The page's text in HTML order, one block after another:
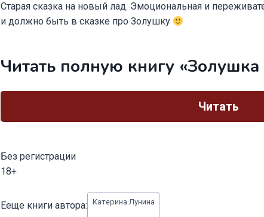
Старая сказка на новый лад. Эмоциональная и
и должно быть в сказке про Золушку
Читать полную книгу
Читать
Без регистрации
18+
записи:
Ееще книги автора: Катерина Лунина